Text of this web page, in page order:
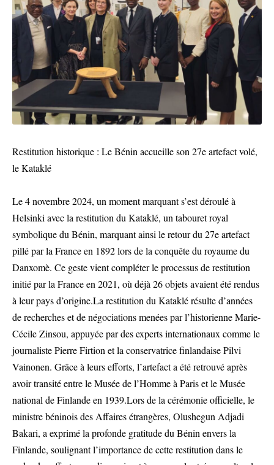
Restitution historique : Le Bénin accueille son 27e artefact volé,
le Kataklé
Le 4 novembre 2024, un moment marquant s’est déroulé à
Helsinki avec la restitution du Kataklé, un tabouret royal
symbolique du Bénin, marquant ainsi le retour du 27e artefact
pillé par la France en 1892 lors de la conquête du royaume du
Danxomè. Ce geste vient compléter le processus de restitution
initié par la France en 2021, où déjà 26 objets avaient été rendus
à leur pays d’origine.La restitution du Kataklé résulte d’années
de recherches et de négociations menées par l’historienne Marie-
Cécile Zinsou, appuyée par des experts internationaux comme le
journaliste Pierre Firtion et la conservatrice finlandaise Pilvi
Vainonen. Grâce à leurs efforts, l’artefact a été retrouvé après
avoir transité entre le Musée de l’Homme à Paris et le Musée
national de Finlande en 1939.Lors de la cérémonie officielle, le
ministre béninois des Affaires étrangères, Olushegun Adjadi
Bakari, a exprimé la profonde gratitude du Bénin envers la
Finlande, soulignant l’importance de cette restitution dans le